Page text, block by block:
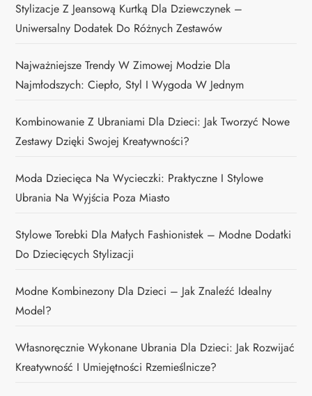
Stylizacje Z Jeansową Kurtką Dla Dziewczynek –
Uniwersalny Dodatek Do Różnych Zestawów
Najważniejsze Trendy W Zimowej Modzie Dla
Najmłodszych: Ciepło, Styl I Wygoda W Jednym
Kombinowanie Z Ubraniami Dla Dzieci: Jak Tworzyć Nowe
Zestawy Dzięki Swojej Kreatywności?
Moda Dziecięca Na Wycieczki: Praktyczne I Stylowe
Ubrania Na Wyjścia Poza Miasto
Stylowe Torebki Dla Małych Fashionistek – Modne Dodatki
Do Dziecięcych Stylizacji
Modne Kombinezony Dla Dzieci – Jak Znaleźć Idealny
Model?
Własnoręcznie Wykonane Ubrania Dla Dzieci: Jak Rozwijać
Kreatywność I Umiejętności Rzemieślnicze?